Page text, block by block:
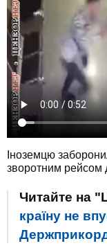
Іноземцю
зворотним рейсом
Читайте на
країну не